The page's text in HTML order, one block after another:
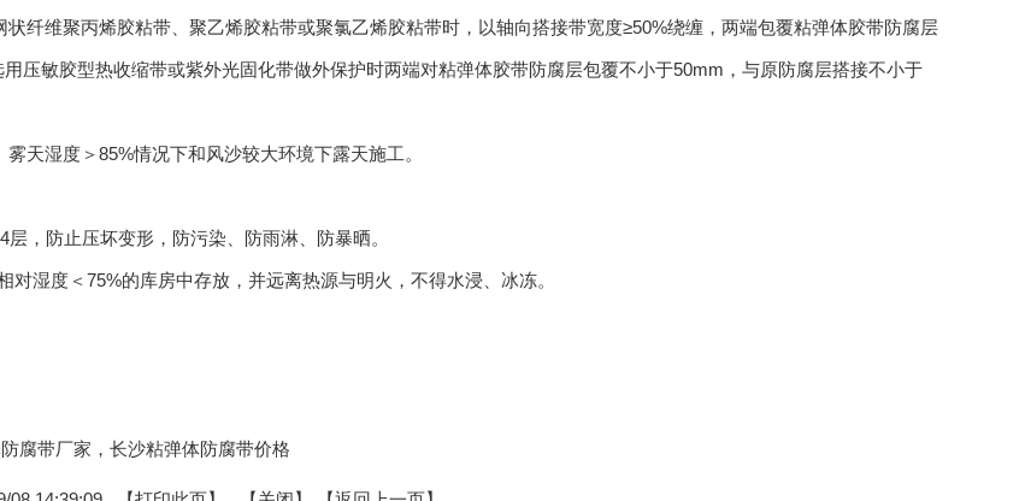
状纤维聚丙烯胶粘带、聚乙烯胶粘带或聚氯乙烯胶粘带时，以轴向搭接带宽度≥50%绕缠，两端包覆粘弹体胶带防腐层
压敏胶型热收缩带或紫外光固化带做外保护时两端对粘弹体胶带防腐层包覆不小于50mm，与原防腐层搭接不小于
天湿度＞85%情况下和风沙较大环境下露天施工。
层，防止压坏变形，防污染、防雨淋、防暴晒。
对湿度＜75%的库房中存放，并远离热源与明火，不得水浸、冰冻。
腐带厂家，长沙粘弹体防腐带价格